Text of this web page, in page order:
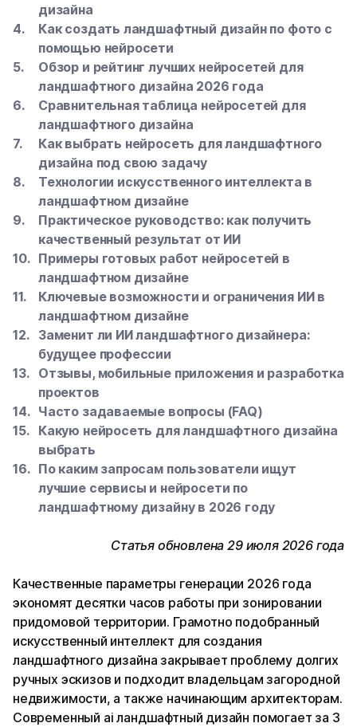
дизайна
Как создать ландшафтный дизайн по фото с
помощью нейросети
Обзор и рейтинг лучших нейросетей для
ландшафтного дизайна 2026 года
Сравнительная таблица нейросетей для
ландшафтного дизайна
Как выбрать нейросеть для ландшафтного
дизайна под свою задачу
Технологии искусственного интеллекта в
ландшафтном дизайне
Практическое руководство: как получить
качественный результат от ИИ
Примеры готовых работ нейросетей в
ландшафтном дизайне
Ключевые возможности и ограничения ИИ в
ландшафтном дизайне
Заменит ли ИИ ландшафтного дизайнера:
будущее профессии
Отзывы, мобильные приложения и разработка
проектов
Часто задаваемые вопросы (FAQ)
Какую нейросеть для ландшафтного дизайна
выбрать
По каким запросам пользователи ищут
лучшие сервисы и нейросети по
ландшафтному дизайну в 2026 году
Статья обновлена 29 июля 2026 года
Качественные параметры генерации 2026 года
экономят десятки часов работы при зонировании
придомовой территории. Грамотно подобранный
искусственный интеллект для создания
ландшафтного дизайна закрывает проблему долгих
ручных эскизов и подходит владельцам загородной
недвижимости, а также начинающим архитекторам.
Современный ai ландшафтный дизайн помогает за 3